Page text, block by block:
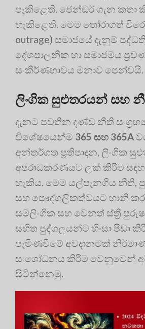
පැකිළෙති. ජෙන්ඩර් ගැන කතා
හැකිළෙති. මෙම තෝරාගත්
outrage) සමාජයේ දැනුම්
දේශපාලනික හා සමාජමය
සංකීර්ණභාවය මනාව පෙන්වයි.
ලිංගික සුළුතරයන් සහ
දැනට පවතින දණ්ඩ නීති
විශේෂයෙන්ම 365 සහ 365A
අන්තර්ගත ප්‍රතිපාදන, ලිංගික
අපරාධකරණයට ලක් කිරීම
හැකිය. මෙම යල්පැනගිය නීති,
සහ පෞද්ගලිකත්වයට හානි
සමලිංගික සහ වෙනත් ස්ත්‍රී
සහිත පුද්ගලයන්ට හිංසා පීඩා
පැමිණවීමේ අවදානමක්
සංශෝධනය කිරීම වෙනුවෙන්
සිටින්නෙමු.